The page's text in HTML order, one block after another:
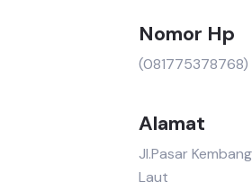
Nomor Hp
(081775378768)
Alamat
Jl.Pasar
Laut